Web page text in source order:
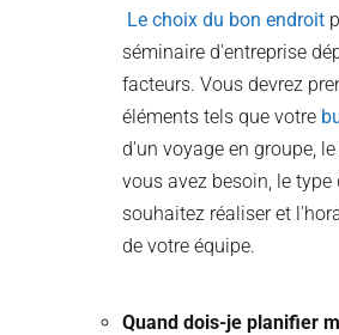
Le choix du bon endroit
séminaire d'entreprise
facteurs. Vous devrez
éléments tels que votre
d'un voyage en groupe,
vous avez besoin, le
souhaitez réaliser et
de votre équipe.
Quand dois-je planifier